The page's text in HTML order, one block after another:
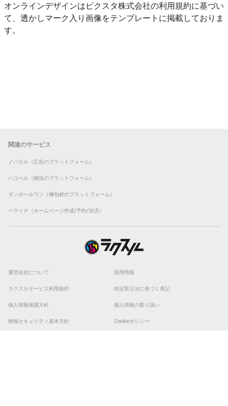
オンラインデザインはピクスタ株式会社の利用規約に基づい
て、透かしマーク入り画像をテンプレートに掲載しておりま
す。
関連のサービス
ノバセル（広告のプラットフォーム）
ハコベル（物流のプラットフォーム）
ダンボールワン（梱包材のプラットフォーム）
ペライチ（ホームページ作成/予約/決済）
運営会社について 採用情報
ラクスルサービス利用規約 特定取引法に基づく表記
個人情報保護方針 個人情報の取り扱い
情報セキュリティ基本方針 Cookieポリシー